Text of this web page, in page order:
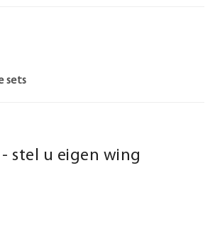
sets
stel u eigen wing